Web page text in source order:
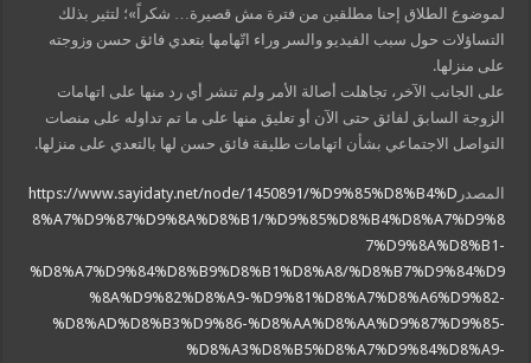
لموضوع الطلاق إحنا مطلقين من فترة مش قصيرة… شكراً»؛ لتثير بذلك
التساؤلات حول سبب الفيديو والسر وراء اتّهامها بتعدي فائق حسن وزوجته
على منزلها.
على الجانب الآخر، تجاهلت أصالة الأمر ولم تنشر أي رد منها على اتهامات
الزوجة السابق لفائق حتى الآن أو تعليق منها على ما تم تداوله على منصات
التواصل الاجتماعي بشأن اتهامات طليقة فائق حسن لها بالتعدي على منزلها.
المصدر https://www.sayidaty.net/node/1450891/%D9%85%D8%B4%D
8%A7%D9%87%D9%8A%D8%B1/%D9%85%D8%B4%D8%A7%D9%8
7%D9%8A%D8%B1-
%D8%A7%D9%84%D8%B9%D8%B1%D8%A8/%D8%B7%D9%84%D9
%8A%D9%82%D8%A9-%D9%81%D8%A7%D8%A6%D9%82-
%D8%AD%D8%B3%D9%86-%D8%AA%D8%AA%D9%87%D9%85-
%D8%A3%D8%B5%D8%A7%D9%84%D8%A9-